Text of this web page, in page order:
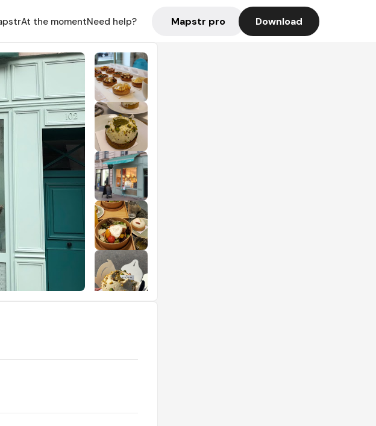
At the momentNeed help? Mapstr pro Download